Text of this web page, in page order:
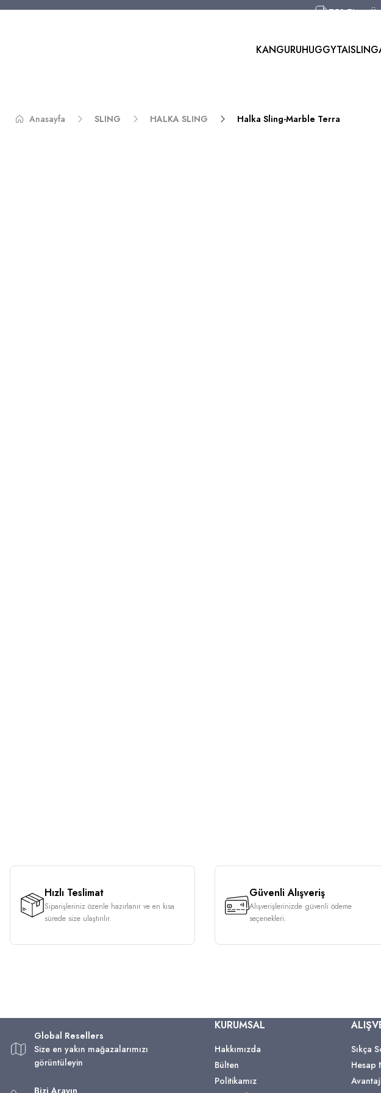
750 TL ve
750 TL ve
KANGURUHUGGYTAISLING
Anasayfa SLING HALKA SLING Halka Sling-Marble Terra
Hızlı Teslimat
Siparişleriniz özenle hazırlanır ve en kısa
sürede size ulaştırılır.
Güvenli Alışveriş
Alışverişlerinizde güvenli ödeme
seçenekleri.
Global Resellers
Size en yakın mağazalarımızı
görüntüleyin
Bizi Arayın
KURUMSAL
Hakkımızda
Bülten
Politikamız
Sıkça
Hesap